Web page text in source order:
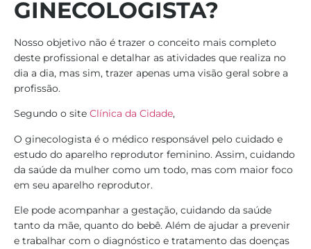
GINECOLOGISTA?
Nosso objetivo não é trazer o conceito mais completo
deste profissional e detalhar as atividades que realiza no
dia a dia, mas sim, trazer apenas uma visão geral sobre a
profissão.
Segundo o site Clínica da Cidade,
O ginecologista é o médico responsável pelo cuidado e
estudo do aparelho reprodutor feminino. Assim, cuidando
da saúde da mulher como um todo, mas com maior foco
em seu aparelho reprodutor.
Ele pode acompanhar a gestação, cuidando da saúde
tanto da mãe, quanto do bebê. Além de ajudar a prevenir
e trabalhar com o diagnóstico e tratamento das doenças